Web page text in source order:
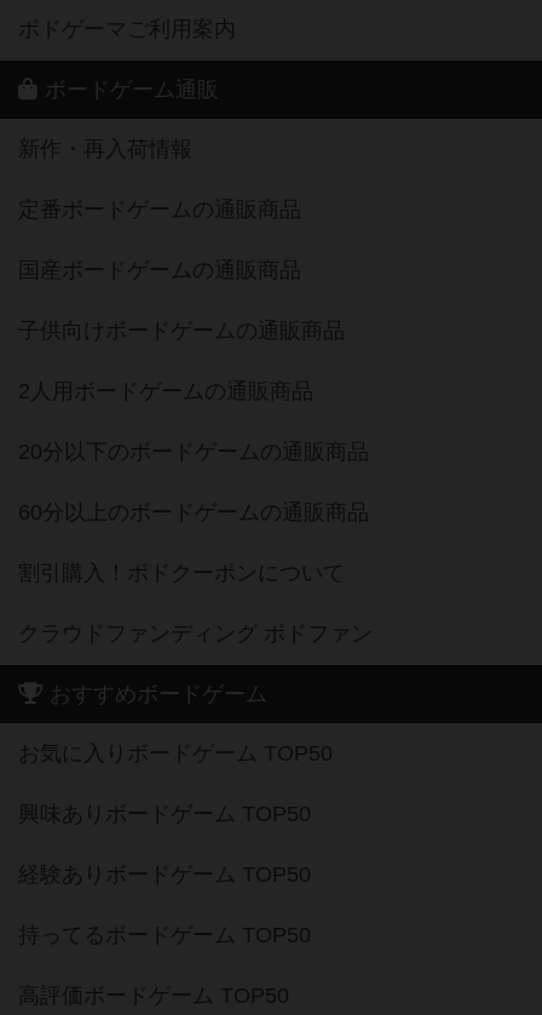
ボドゲーマご利用案内
ボードゲーム通販
新作・再入荷情報
定番ボードゲームの通販商品
国産ボードゲームの通販商品
子供向けボードゲームの通販商品
2人用ボードゲームの通販商品
20分以下のボードゲームの通販商品
60分以上のボードゲームの通販商品
割引購入！ボドクーポンについて
クラウドファンディング ボドファン
おすすめボードゲーム
お気に入りボードゲーム TOP50
興味ありボードゲーム TOP50
経験ありボードゲーム TOP50
持ってるボードゲーム TOP50
高評価ボードゲーム TOP50